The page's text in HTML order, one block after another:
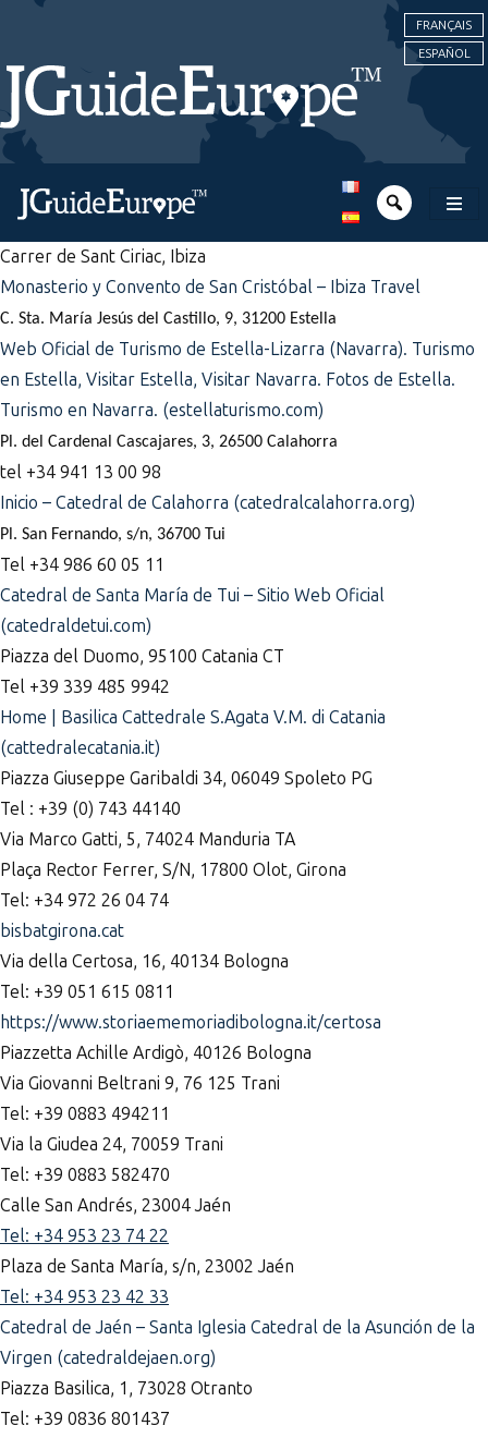
FRANÇAIS
ESPAÑOL
Carrer de Sant Ciriac, Ibiza
Monasterio y Convento de San Cristóbal – Ibiza Travel
C. Sta. María Jesús del Castillo, 9, 31200 Estella
Web Oficial de Turismo de Estella-Lizarra (Navarra). Turismo
en Estella, Visitar Estella, Visitar Navarra. Fotos de Estella.
Turismo en Navarra. (estellaturismo.com)
Pl. del Cardenal Cascajares, 3, 26500 Calahorra
tel +34 941 13 00 98
Inicio – Catedral de Calahorra (catedralcalahorra.org)
Pl. San Fernando, s/n, 36700 Tui
Tel +34 986 60 05 11
Catedral de Santa María de Tui – Sitio Web Oficial
(catedraldetui.com)
Piazza del Duomo, 95100 Catania CT
Tel +39 339 485 9942
Home | Basilica Cattedrale S.Agata V.M. di Catania
(cattedralecatania.it)
Piazza Giuseppe Garibaldi 34, 06049 Spoleto PG
Tel : +39 (0) 743 44140
Via Marco Gatti, 5, 74024 Manduria TA
Plaça Rector Ferrer, S/N, 17800 Olot, Girona
Tel: +34 972 26 04 74
bisbatgirona.cat
Via della Certosa, 16, 40134 Bologna
Tel: +39 051 615 0811
https://www.storiaememoriadibologna.it/certosa
Piazzetta Achille Ardigò, 40126 Bologna
Via Giovanni Beltrani 9, 76 125 Trani
Tel: +39 0883 494211
Via la Giudea 24, 70059 Trani
Tel: +39 0883 582470
Calle San Andrés, 23004 Jaén
Tel: +34 953 23 74 22
Plaza de Santa María, s/n, 23002 Jaén
Tel: +34 953 23 42 33
Catedral de Jaén – Santa Iglesia Catedral de la Asunción de la
Virgen (catedraldejaen.org)
Piazza Basilica, 1, 73028 Otranto
Tel: +39 0836 801437